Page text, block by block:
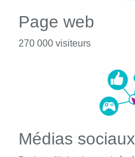
Page web
270 000 visiteurs
Médias sociaux